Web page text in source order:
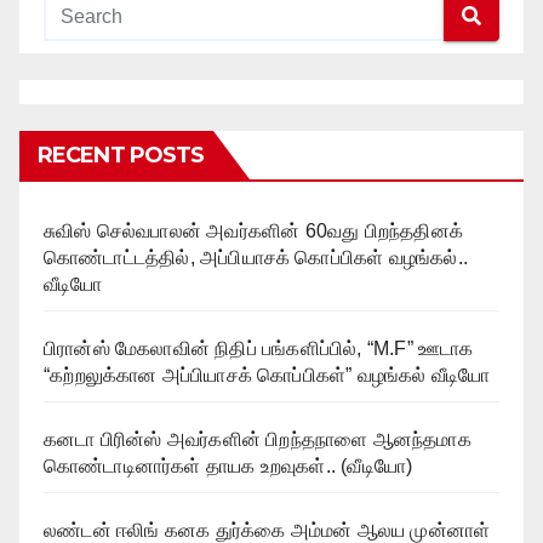
RECENT POSTS
சுவிஸ் செல்வபாலன் அவர்களின் 60வது பிறந்ததினக்
கொண்டாட்டத்தில், அப்பியாசக் கொப்பிகள் வழங்கல்..
வீடியோ
பிரான்ஸ் மேகலாவின் நிதிப் பங்களிப்பில், “M.F” ஊடாக
“கற்றலுக்கான அப்பியாசக் கொப்பிகள்” வழங்கல் வீடியோ
கனடா பிரின்ஸ் அவர்களின் பிறந்தநாளை ஆனந்தமாக
கொண்டாடினார்கள் தாயக உறவுகள்.. (வீடியோ)
லண்டன் ஈலிங் கனக துர்க்கை அம்மன் ஆலய முன்னாள்